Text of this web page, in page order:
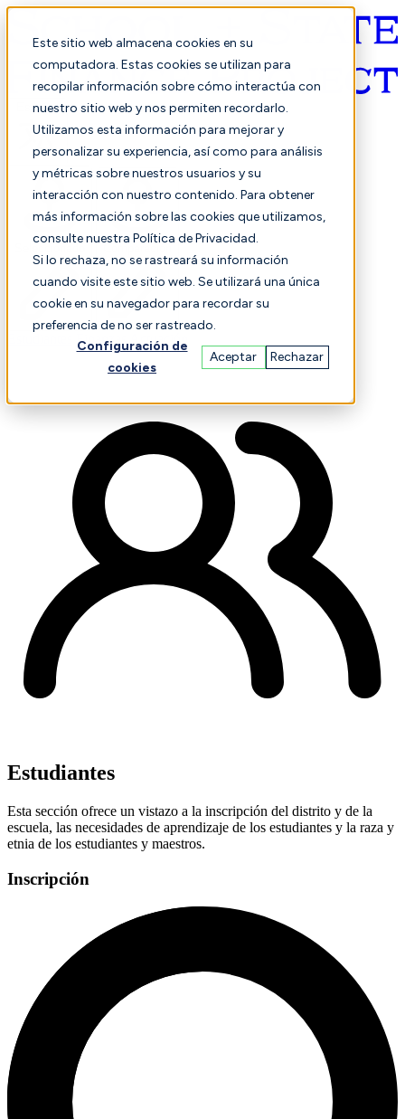
Este sitio web almacena cookies en su
computadora. Estas cookies se utilizan para
recopilar información sobre cómo interactúa con
nuestro sitio web y nos permiten recordarlo.
Utilizamos esta información para mejorar y
personalizar su experiencia, así como para análisis
y métricas sobre nuestros usuarios y su
interacción con nuestro contenido. Para obtener
más información sobre las cookies que utilizamos,
consulte nuestra Política de Privacidad.
Si lo rechaza, no se rastreará su información
cuando visite este sitio web. Se utilizará una única
cookie en su navegador para recordar su
preferencia de no ser rastreado.
Configuración de
cookies
Aceptar Rechazar
Español
Finanzas Actuación
Estudiantes
Esta sección ofrece un vistazo a la inscripción del distrito y de la
escuela, las necesidades de aprendizaje de los estudiantes y la raza y
etnia de los estudiantes y maestros.
Inscripción